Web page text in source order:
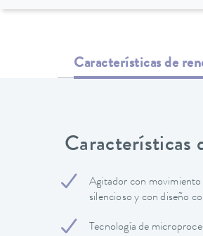
Características de
Características
Agitador con
silencioso y con diseño
Tecnología de